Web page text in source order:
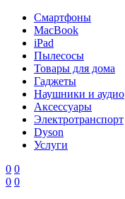
Смартфоны
MacBook
iPad
Пылесосы
Товары для дома
Гаджеты
Наушники и аудио
Аксессуары
Электротранспорт
Dyson
Услуги
0 0
0 0